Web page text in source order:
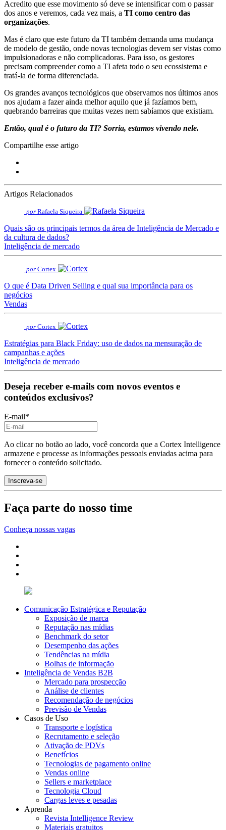
Acredito que esse movimento só deve se intensificar com o passar
dos anos e veremos, cada vez mais, a TI como centro das
organizações.
Mas é claro que este futuro da TI também demanda uma mudança
de modelo de gestão, onde novas tecnologias devem ser vistas como
impulsionadoras e não complicadoras. Para isso, os gestores
precisam compreender como a TI afeta todo o seu ecossistema e
tratá-la de forma diferenciada.
Os grandes avanços tecnológicos que observamos nos últimos anos
nos ajudam a fazer ainda melhor aquilo que já fazíamos bem,
quebrando barreiras que muitas vezes nem sabíamos que existiam.
Então, qual é o futuro da TI? Sorria, estamos vivendo nele.
Compartilhe esse artigo
Artigos Relacionados
por Rafaela Siqueira
Quais são os principais termos da área de Inteligência de Mercado e
da cultura de dados?
Inteligência de mercado
por Cortex
O que é Data Driven Selling e qual sua importância para os
negócios
Vendas
por Cortex
Estratégias para Black Friday: uso de dados na mensuração de
campanhas e ações
Inteligência de mercado
Deseja receber e-mails com novos eventos e
conteúdos exclusivos?
E-mail*
Ao clicar no botão ao lado, você concorda que a Cortex Intelligence
armazene e processe as informações pessoais enviadas acima para
fornecer o conteúdo solicitado.
Faça parte do nosso time
Conheça nossas vagas
Comunicação Estratégica e Reputação
Exposição de marca
Reputação nas mídias
Benchmark do setor
Desempenho das ações
Tendências na mídia
Bolhas de informação
Inteligência de Vendas B2B
Mercado para prospecção
Análise de clientes
Recomendação de negócios
Previsão de Vendas
Casos de Uso
Transporte e logística
Recrutamento e seleção
Ativação de PDVs
Benefícios
Tecnologias de pagamento online
Vendas online
Sellers e marketplace
Tecnologia Cloud
Cargas leves e pesadas
Aprenda
Revista Intelligence Review
Materiais gratuitos